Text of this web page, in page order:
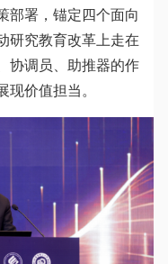
部署，锚定四个面向
研究教育改革上走在
协调员、助推器的作
现价值担当。